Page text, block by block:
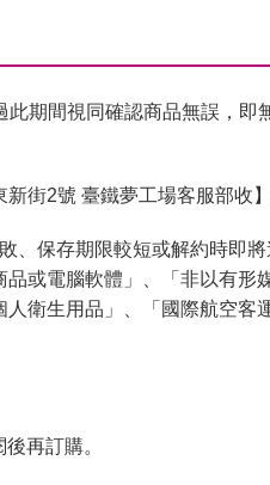
期間視同確認商品無誤，即
街2號 臺鐵夢工場客服部收】
、保存期限較短或解約時即
或電腦軟體」、「非以有形
衛生用品」、「國際航空客
再訂購。